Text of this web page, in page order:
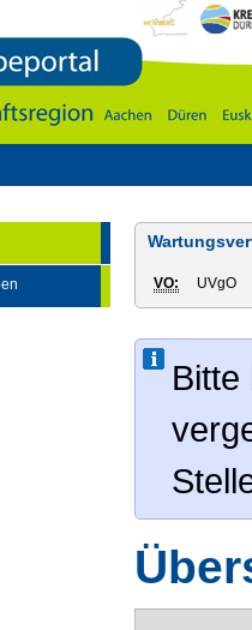
VO: UVgO
Bitte